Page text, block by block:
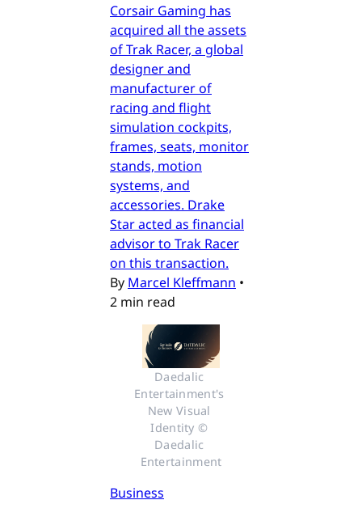
Corsair Gaming has
acquired all the assets
of Trak Racer, a global
designer and
manufacturer of
racing and flight
simulation cockpits,
frames, seats, monitor
stands, motion
systems, and
accessories. Drake
Star acted as financial
advisor to Trak Racer
on this transaction.
By Marcel Kleffmann •
2 min read
Daedalic
Entertainment's
New Visual
Identity ©
Daedalic
Entertainment
Business